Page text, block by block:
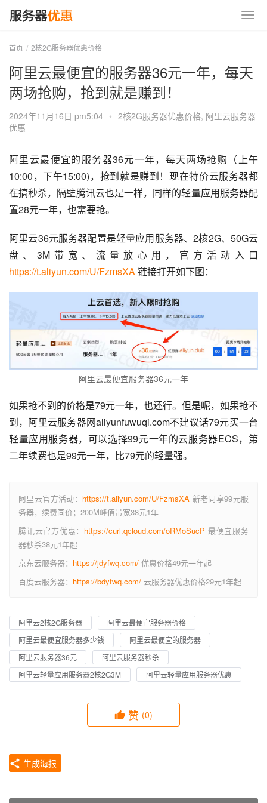
首页 2核2G服务器优惠价格
阿里云最便宜的服务器36元一年，每天
两场抢购，抢到就是赚到！
2024年11月16日 pm5:04 • 2核2G服务器优惠价格, 阿里云服务器
优惠
阿里云最便宜的服务器36元一年，每天两场抢购（上午
10:00，下午15:00)，抢到就是赚到！现在特价云服务器都
在搞秒杀，隔壁腾讯云也是一样，同样的轻量应用服务器配
置28元一年，也需要抢。
阿里云36元服务器配置是轻量应用服务器、2核2G、50G云
https://t.aliyun.com/U/FzmsXA 链接打开如下图：
阿里云最便宜服务器36元一年
如果抢不到的价格是79元一年，也还行。但是呢，如果抢不
到，阿里云服务器网aliyunfuwuqi.com不建议话79元买一台
轻量应用服务器，可以选择99元一年的云服务器ECS，第
二年续费也是99元一年，比79元的轻量强。
阿里云官方活动： https://t.aliyun.com/U/FzmsXA 新老同享99元服
务器，续费同价；200M峰值带宽38元1年
腾讯云官方优惠： https://curl.qcloud.com/oRMoSucP 最便宜服务
器秒杀38元1年起
京东云服务器： https://jdyfwq.com/ 优惠价格49元一年起
百度云服务器： https://bdyfwq.com/ 云服务器优惠价格29元1年起
阿里云2核2G服务器
阿里云最便宜服务器价格
阿里云最便宜服务器多少钱
阿里云最便宜的服务器
阿里云服务器36元
阿里云服务器秒杀
阿里云轻量应用服务器2核2G3M
阿里云轻量应用服务器优惠
赞 (0)
生成海报